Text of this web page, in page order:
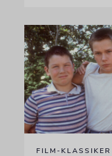
FILM-KLASSIKER